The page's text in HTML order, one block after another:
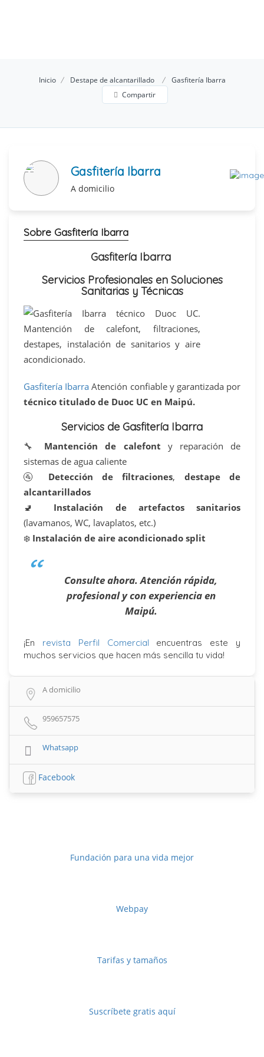
Inicio Destape de alcantarillado
Gasfitería Ibarra
Compartir
Gasfitería Ibarra
A domicilio
Sobre Gasfitería Ibarra
Gasfitería Ibarra
Servicios Profesionales en Soluciones
Sanitarias y Técnicas
Gasfitería Ibarra Atención confiable y garantizada por
técnico titulado de Duoc UC en Maipú.
Servicios de Gasfitería Ibarra
🔧 Mantención de calefont y reparación de
sistemas de agua caliente
🚰 Detección de filtraciones, destape de
alcantarillados
🚽 Instalación de artefactos sanitarios
(lavamanos, WC, lavaplatos, etc.)
❄️ Instalación de aire acondicionado split
Consulte ahora. Atención rápida,
profesional y con experiencia en
Maipú.
¡En revista Perfil Comercial encuentras este y
muchos servicios que hacen más sencilla tu vida!
A domicilio
959657575
Whatsapp
Facebook
Fundación para una vida mejor
Webpay
Tarifas y tamaños
Suscríbete gratis aquí